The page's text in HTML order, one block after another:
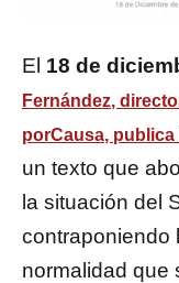
El 18 de
Fernández,
porCausa,
un texto que
la situación del
contraponiendo
normalidad que